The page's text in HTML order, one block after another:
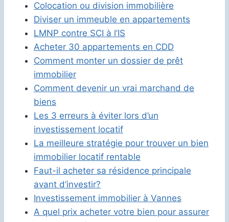
Colocation ou division immobilière
Diviser un immeuble en appartements
LMNP contre SCI à l’IS
Acheter 30 appartements en CDD
Comment monter un dossier de prêt
immobilier
Comment devenir un vrai marchand de
biens
Les 3 erreurs à éviter lors d’un
investissement locatif
La meilleure stratégie pour trouver un bien
immobilier locatif rentable
Faut-il acheter sa résidence principale
avant d’investir?
Investissement immobilier à Vannes
A quel prix acheter votre bien pour assurer